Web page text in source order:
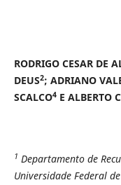
RODRIGO CESAR DE
DEUS2; ADRIANO
SCALCO4E ALBERTO
1 Departamento de
Universidade Federal